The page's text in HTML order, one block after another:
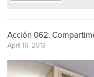
Acción 062.
April 16, 2013